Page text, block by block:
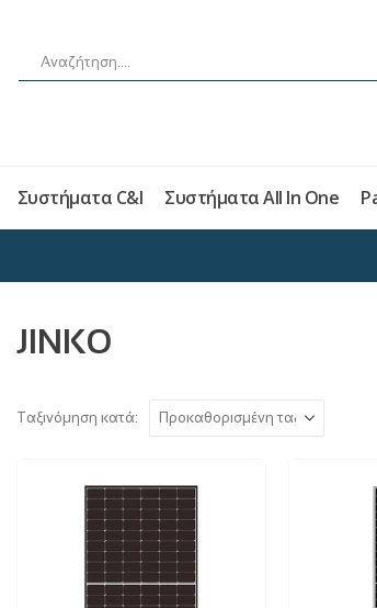
Συστήματα C&I Συστήματα All In One
JINKO
Ταξινόμηση κατά: